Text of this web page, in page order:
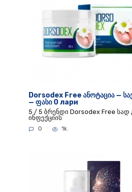
Dorsodex Free ანოტაცია —
— ფასი 0 лари
5 / 5 ბრენდი Dorsodex Free სად
ინფექციის
0 1k.